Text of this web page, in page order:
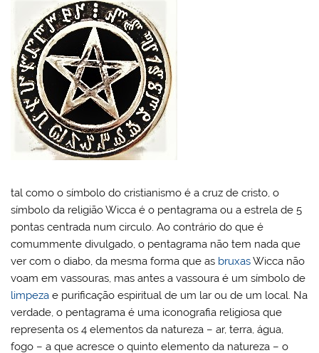
tal como o símbolo do cristianismo é a cruz de cristo, o
símbolo da religião Wicca é o pentagrama ou a estrela de 5
pontas centrada num circulo. Ao contrário do que é
comummente divulgado, o pentagrama não tem nada que
ver com o diabo, da mesma forma que as bruxasWicca não
voam em vassouras, mas antes a vassoura é um símbolo de
limpeza e purificação espiritual de um lar ou de um local. Na
verdade, o pentagrama é uma iconografia religiosa que
representa os 4 elementos da natureza – ar, terra, água,
fogo – a que acresce o quinto elemento da natureza – o